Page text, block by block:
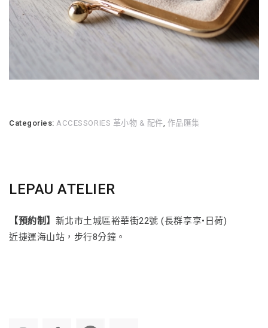
Categories:ACCESSORIES 革小物 & 配件, 作品匯集
LEPAU ATELIER
【預約制】 新北市土城區裕華街22號 (長群享享•日荷)
近捷運海山站，步行8分鐘。